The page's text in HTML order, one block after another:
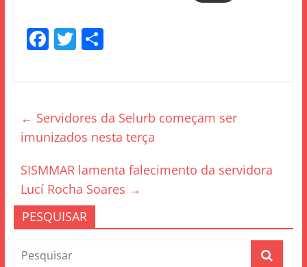
F
a
b
o
o
k
T
w
S
← Servidores da Selurb começam ser
imunizados nesta terça
SISMMAR lamenta falecimento da servidora
Lucí Rocha Soares →
PESQUISAR